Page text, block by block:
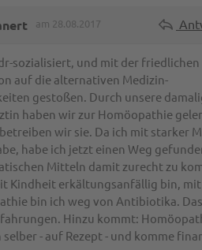
am 28.08.2017
sozialisiert, und mit der friedlichen
auf die alternativen Medizin-
gestoßen. Durch unsere
haben wir zur Homöopathie
wir sie. Da ich mit starker
habe ich jetzt einen Weg
Mitteln damit zurecht zu
Kindheit erkältungsanfällig bin, mit
bin ich weg von Antibiotika.
Hinzu kommt:
selber - auf Rezept - und komme